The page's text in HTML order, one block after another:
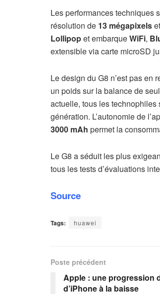
Les performances techniques
résolution de 13 mégapixels
Lollipopet embarqueWiFi,
extensible via carte microSD
Le design du G8 n’est pas en
un poids sur la balance de
actuelle, tous les
génération. L’autonomie de
3000 mAh permet la
Le G8 a séduit les plus
tous les tests d’évaluations
Source
Tags: huawei
Poste précédent
Apple : une progression
d’iPhone à la baisse